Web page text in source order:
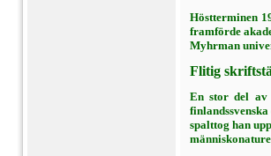
Höstterminen
framförde
Myhrman
Flitig
En stor del av
spalttog han